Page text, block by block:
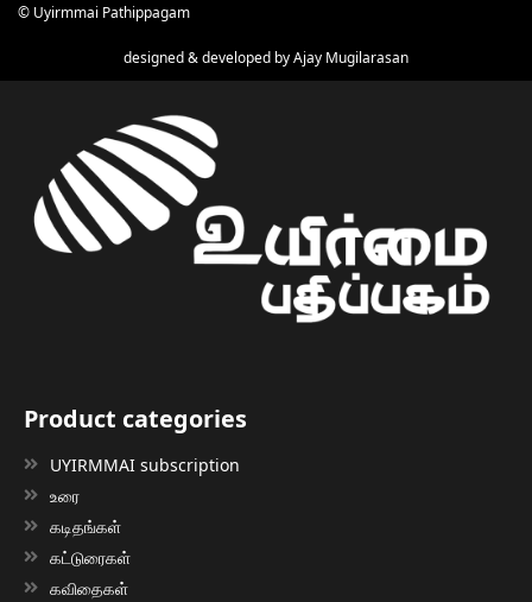
© Uyirmmai Pathippagam
designed & developed byAjay Mugilarasan
Product categories
UYIRMMAI subscription
உரை
கடிதங்கள்
கட்டுரைகள்
கவிதைகள்